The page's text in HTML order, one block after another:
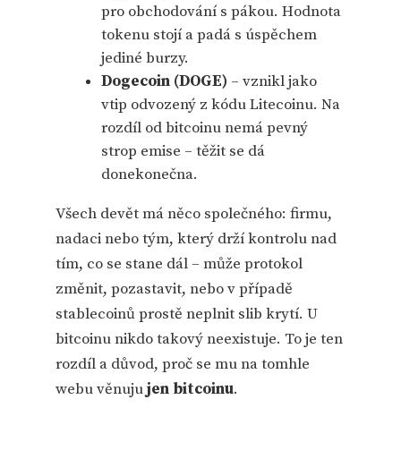
pro obchodování s pákou. Hodnota
tokenu stojí a padá s úspěchem
jediné burzy.
Dogecoin (DOGE) – vznikl jako
vtip odvozený z kódu Litecoinu. Na
rozdíl od bitcoinu nemá pevný
strop emise – těžit se dá
donekonečna.
Všech devět má něco společného: firmu,
nadaci nebo tým, který drží kontrolu nad
tím, co se stane dál – může protokol
změnit, pozastavit, nebo v případě
stablecoinů prostě neplnit slib krytí. U
bitcoinu nikdo takový neexistuje. To je ten
rozdíl a důvod, proč se mu na tomhle
webu věnujujen bitcoinu.